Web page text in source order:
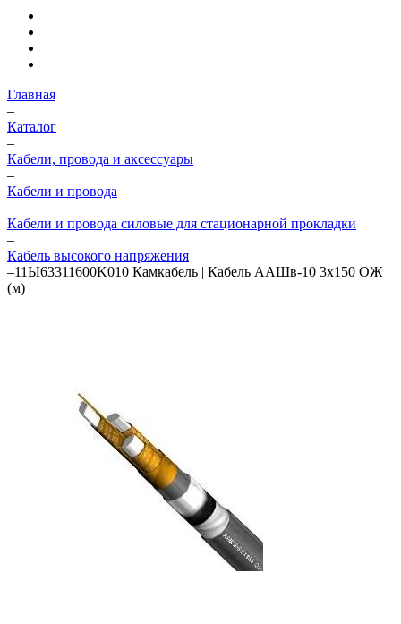
Главная
–
Каталог
–
Кабели, провода и аксессуары
–
Кабели и провода
–
Кабели и провода силовые для стационарной прокладки
–
Кабель высокого напряжения
–11Ы63311600K010 Камкабель | Кабель ААШв-10 3х150 ОЖ
(м)